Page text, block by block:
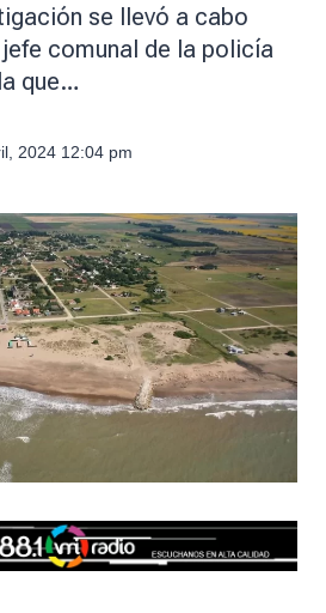
se llevó a cabo
comunal de la policía
que…
2024 12:04 pm